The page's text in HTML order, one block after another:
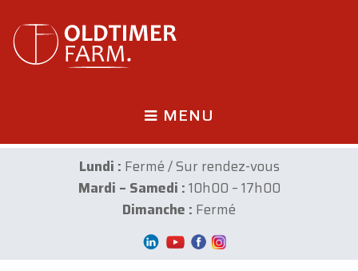
MENU
Lundi : Fermé / Sur rendez-vous
Mardi – Samedi :10h00 – 17h00
Dimanche : Fermé